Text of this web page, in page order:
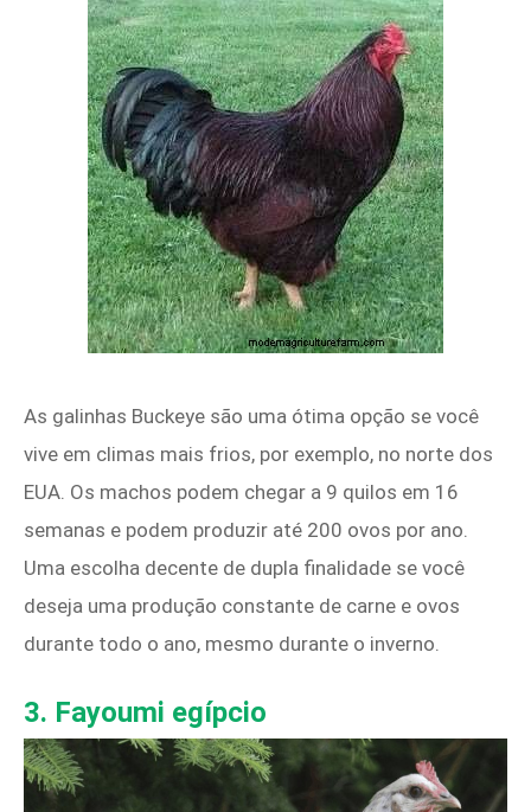
As galinhas Buckeye são uma ótima opção se você
vive em climas mais frios, por exemplo, no norte dos
EUA. Os machos podem chegar a 9 quilos em 16
semanas e podem produzir até 200 ovos por ano.
Uma escolha decente de dupla finalidade se você
deseja uma produção constante de carne e ovos
durante todo o ano, mesmo durante o inverno.
3. Fayoumi egípcio